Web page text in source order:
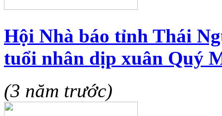
Hội Nhà báo tỉnh Thái
tuổi nhân dịp xuân Quý
(3 năm trước)